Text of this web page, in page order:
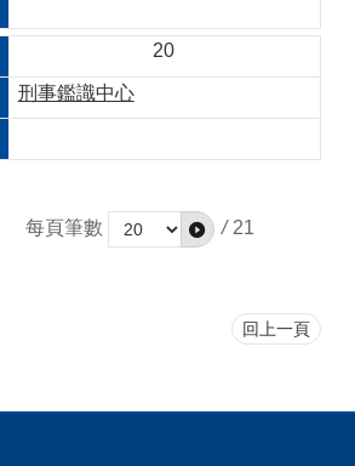
20
刑事鑑識中心
每頁筆數
/ 21
回上一頁